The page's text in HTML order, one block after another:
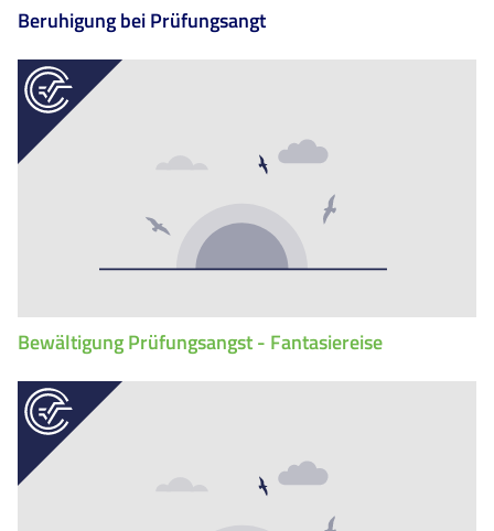
Beruhigung bei Prüfungsangt
Bewältigung Prüfungsangst - Fantasiereise